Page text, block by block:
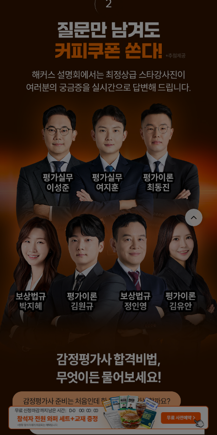
무료 신청 마감까지 남은 시간 : D-0 00: 00: 00